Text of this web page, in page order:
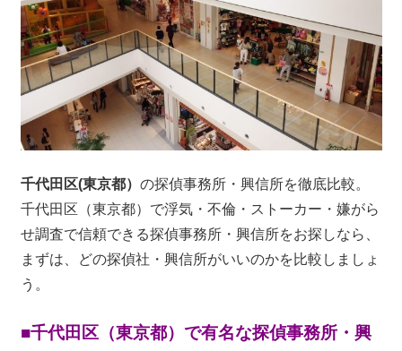
千代田区(東京都） の探偵事務所・興信所を徹底比較。
千代田区（東京都）で浮気・不倫・ストーカー・嫌がら
せ調査で信頼できる探偵事務所・興信所をお探しなら、
まずは、どの探偵社・興信所がいいのかを比較しましょ
う。
■千代田区（東京都）で有名な探偵事務所・興